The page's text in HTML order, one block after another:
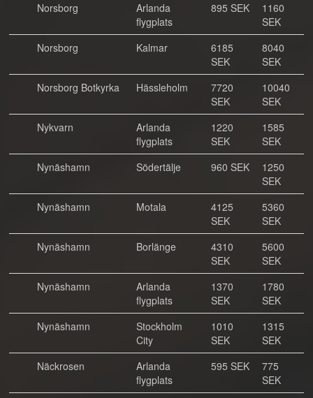
Norsborg
Arlanda
flygplats
895 SEK
1160
SEK
Norsborg
Kalmar
6185
SEK
8040
SEK
Norsborg Botkyrka
Hässleholm
7720
SEK
10040
SEK
Nykvarn
Arlanda
flygplats
1220
SEK
1585
SEK
Nynäshamn
Södertälje 960 SEK
1250
SEK
Nynäshamn
Motala
4125
SEK
5360
SEK
Nynäshamn
Borlänge
4310
SEK
5600
SEK
Nynäshamn
Arlanda
flygplats
1370
SEK
1780
SEK
Nynäshamn
Stockholm
City
1010
SEK
1315
SEK
Näckrosen
Arlanda
flygplats
595 SEK
775
SEK